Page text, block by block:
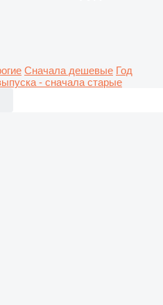
Сначала дешевые Год
- сначала старые